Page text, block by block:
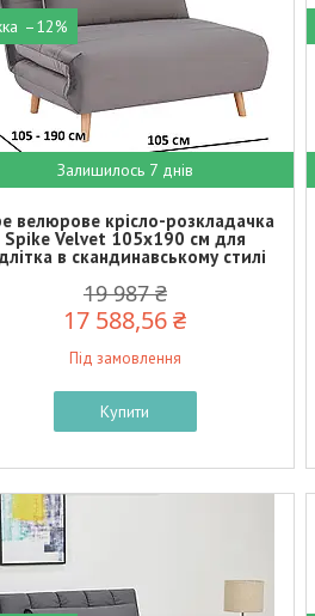
–12%
Залишилось 7 днів
велюрове крісло-розкладачка
Spike Velvet 105х190 см для
в скандинавському стилі
19 987 ₴
17 588,56 ₴
Під замовлення
Купити